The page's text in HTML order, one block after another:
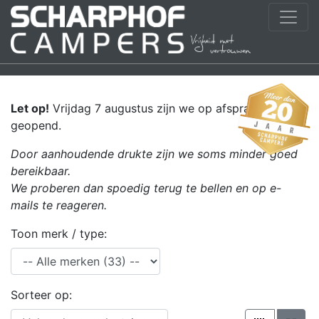
Let op! Vrijdag 7 augustus zijn we op afspraak
geopend.
Door aanhoudende drukte zijn we soms minder goed
bereikbaar.
We proberen dan spoedig terug te bellen en op e-
mails te reageren.
Toon merk / type:
Sorteer op: